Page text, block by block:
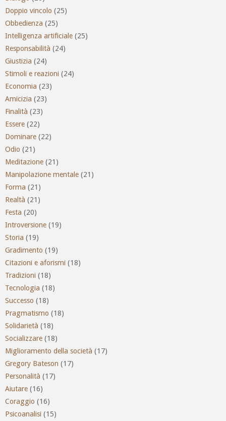
Doppio vincolo (25)
Obbedienza (25)
Intelligenza artificiale (25)
Responsabilità (24)
Giustizia (24)
Stimoli e reazioni (24)
Economia (23)
Amicizia (23)
Finalità (23)
Essere (22)
Dominare (22)
Odio (21)
Meditazione (21)
Manipolazione mentale (21)
Forma (21)
Realtà (21)
Festa (20)
Introversione (19)
Storia (19)
Gradimento (19)
Citazioni e aforismi (18)
Tradizioni (18)
Tecnologia (18)
Successo (18)
Pragmatismo (18)
Solidarietà (18)
Socializzare (18)
Miglioramento della società (17)
Gregory Bateson (17)
Personalità (17)
Aiutare (16)
Coraggio (16)
Psicoanalisi (15)